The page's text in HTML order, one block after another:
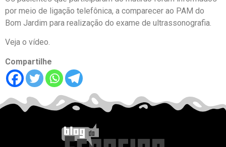
por meio de ligação telefônica, a comparecer ao PAM do
Bom Jardim para realização do exame de ultrassonografia.
Veja o vídeo.
Compartilhe